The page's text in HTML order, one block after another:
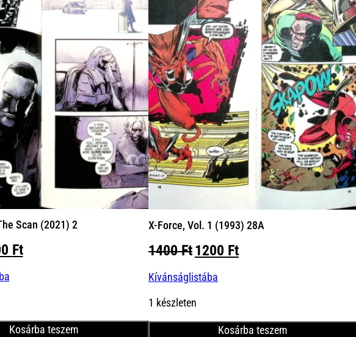
Scan (2021) 2
FtCurrent
Kosárba teszem
X-Force, Vol. 1 (1993) 28A
1400FtOriginal
was:
1200 FtCurrent
Kívánságlistába
1 készleten
Kosárba teszem